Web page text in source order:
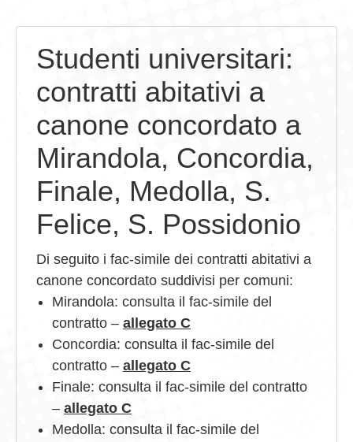
GIOVEDÌ GASTRONOMICI
COMUNICATI E NEWS
CONTATTI
Studenti universitari:
contratti abitativi a
canone concordato a
Mirandola, Concordia,
Finale, Medolla, S.
Felice, S. Possidonio
Di seguito i fac-simile dei contratti abitativi a
canone concordato suddivisi per comuni:
Mirandola: consulta il fac-simile del
contratto – allegato C
Concordia: consulta il fac-simile del
contratto – allegato C
Finale: consulta il fac-simile del contratto
– allegato C
Medolla: consulta il fac-simile del